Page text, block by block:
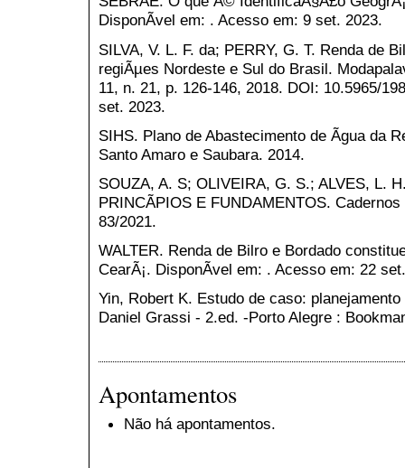
DisponÃ­vel em: . Acesso em: 9 set. 2023.
SILVA, V. L. F. da; PERRY, G. T. Renda de
regiÃµes Nordeste e Sul do Brasil.
11, n. 21, p. 126-146, 2018. DOI: 10.5965/
set. 2023.
SIHS. Plano de Abastecimento de Ãgua da
Santo Amaro e Saubara. 2014.
SOUZA, A. S; OLIVEIRA, G. S.; ALVES, L.
PRINCÃPIOS E FUNDAMENTOS.
83/2021.
WALTER. Renda de Bilro e Bordado
CearÃ¡. DisponÃ­vel em: . Acesso em: 22
Yin, Robert K. Estudo de caso:
Daniel Grassi - 2.ed. -Porto Alegre :
Apontamentos
Não há apontamentos.